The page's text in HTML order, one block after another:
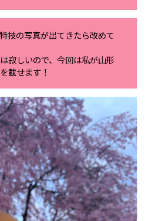
技の写真が出てきたら改めて
寂しいので、今回は私が山形
載せます！